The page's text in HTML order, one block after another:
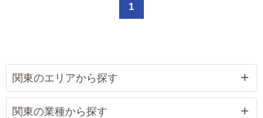
1
関東のエリアから探す
関東の業種から探す